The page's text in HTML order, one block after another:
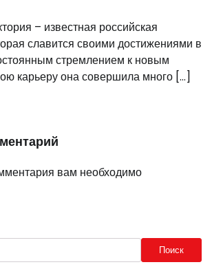
– известная российская
славится своими достижениями в
стремлением к новым
карьеру она совершила много […]
вам необходимо
Поиск